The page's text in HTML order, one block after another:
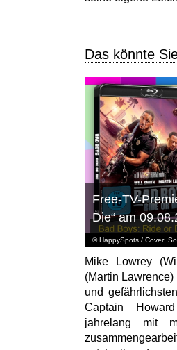
Das könnte
© HappySpots / Cover:
Free-TV-
Die“ am
Mike Lowrey
(Martin
und
Captain
jahrelang mit